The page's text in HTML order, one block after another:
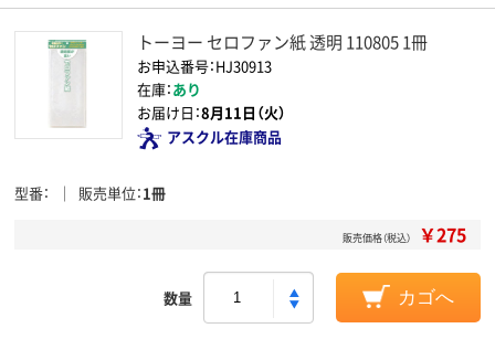
トーヨー セロファン紙 透明 110805 1冊
お申込番号：HJ30913
在庫：あり
お届け日：8月11日（火）
アスクル在庫商品
型番 販売単位 1冊
販売価格（税込） ￥275
数量 カゴへ